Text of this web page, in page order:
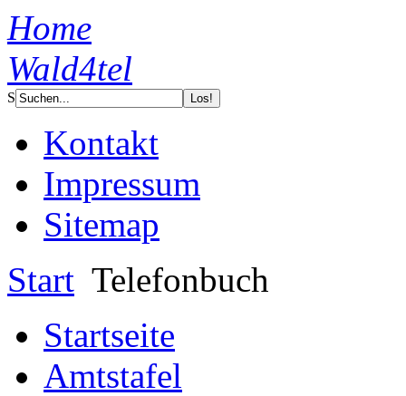
Home
Wald4tel
S
Kontakt
Impressum
Sitemap
Start Telefonbuch
Startseite
Amtstafel